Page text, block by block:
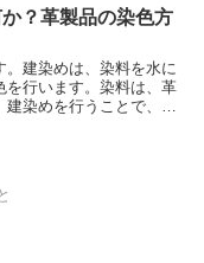
めに使われます。クロ
なめす方法で、現在で
ます。クロムなめしの
で、クロム塩水溶液が
透しやすくする効果も
間などを厳密に管理す
、皮革が損傷したり、
？革製品の染色方
建染めは、染料を水に
を行います。染料は、革
染めを行うことで、革
を高める効果もありま